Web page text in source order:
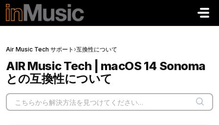
メインコンテンツに移動
Air Music Tech サポート ›互換性について
AIR Music Tech | macOS 14 Sonoma
との互換性について